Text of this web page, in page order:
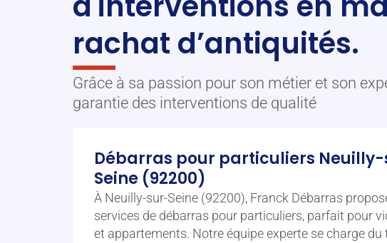
rachat d’antiquités.
Grâce à sa passion pour son métier et son
garantie des interventions de qualité
Débarras pour particuliers
Seine (92200)
À Neuilly-sur-Seine (92200), Franck Débarras
services de débarras pour particuliers, parfait pour
et appartements. Notre équipe experte se charge du